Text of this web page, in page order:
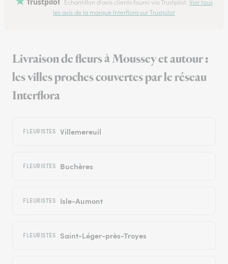
Trustpilot Échantillon d'avis clients fourni via Trustpilot. Voir tous
les avis de la marque Interflora sur Trustpilot
Livraison de fleurs à Moussey et autour :
les villes proches couvertes par le réseau
Interflora
FLEURISTES Villemereuil
FLEURISTES Buchères
FLEURISTES Isle-Aumont
FLEURISTES Saint-Léger-près-Troyes